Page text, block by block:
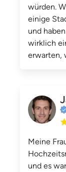
würden.
einige
und
wirklich
erwarten,
Meine
und es